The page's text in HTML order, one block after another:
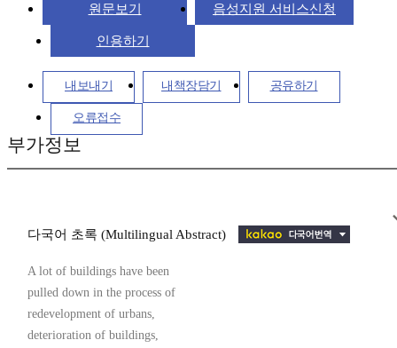
원문보기 음성지원 서비스신청
인용하기
내보내기 내책장담기 공유하기
오류접수
부가정보
다국어 초록 (Multilingual Abstract)
A lot of buildings have been
pulled down in the process of
redevelopment of urbans,
deterioration of buildings,